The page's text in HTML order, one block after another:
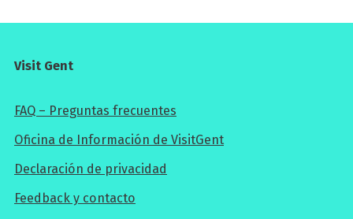
Visit Gent
FAQ – Preguntas frecuentes
Oficina de Información de VisitGent
Declaración de privacidad
Feedback y contacto